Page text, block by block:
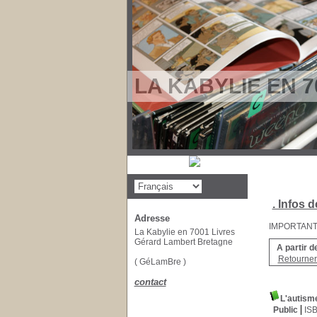
LA KABYLIE EN
. Infos
A partir
Public
Adresse
La Kabylie en 7001 Livres
Gérard Lambert Bretagne
( GéLamBre )
contact